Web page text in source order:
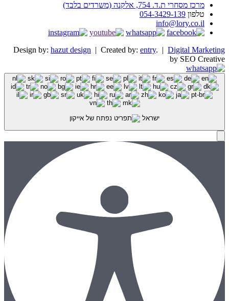
מרכז מסחרי ת.ד. 754, אלקנה (משרדים בלבד)
טלפון 054-3429-139
info@lory.co.il
Design by: hazut design | Created by: entry. | Digital Marketing
by SEO Creative
ישראל